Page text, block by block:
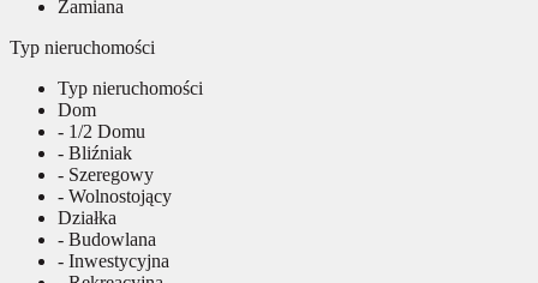
Zamiana
Typ nieruchomości
Typ nieruchomości
Dom
- 1/2 Domu
- Bliźniak
- Szeregowy
- Wolnostojący
Działka
- Budowlana
- Inwestycyjna